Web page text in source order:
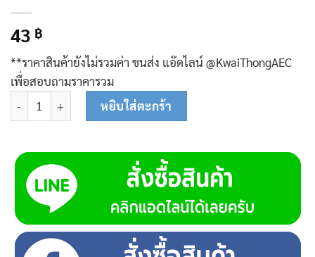
43 ฿
**ราคาสินค้ายังไม่รวมค่า ขนส่ง แอ๊ดไลน์ @KwaiThongAEC
เพื่อสอบถามราคารวม
จำนวน เชือกดึงสตาร์ท 03-0809 ชิ้น
หยิบใส่ตะกร้า